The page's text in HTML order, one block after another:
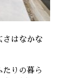
さはなかな
たりの暮ら